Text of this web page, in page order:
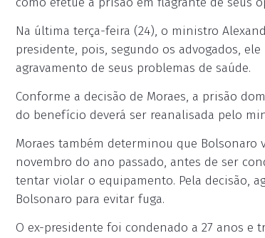
Na última terça-feira (24), o ministro
presidente, pois, segundo os advogados,
agravamento de seus problemas de saúde.
Conforme a decisão de Moraes, a prisão
do benefício deverá ser reanalisada pelo
Moraes também determinou que
novembro do ano passado, antes de ser
tentar violar o equipamento. Pela decisão,
Bolsonaro para evitar fuga.
O ex-presidente foi condenado a 27 anos e